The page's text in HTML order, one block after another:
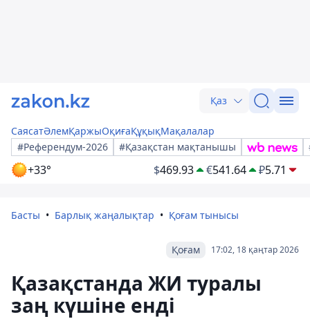
Қаз
СаясатӘлемҚаржыОқиғаҚұқықМақалалар
#Референдум-2026
#Қазақстан мақтанышы
+33° $469.93 €541.64 ₽5.71
Басты Барлық жаңалықтар Қоғам тынысы
17:02, 18 қаңтар 2026
Қоғам
Қазақстанда ЖИ туралы
заң күшіне енді